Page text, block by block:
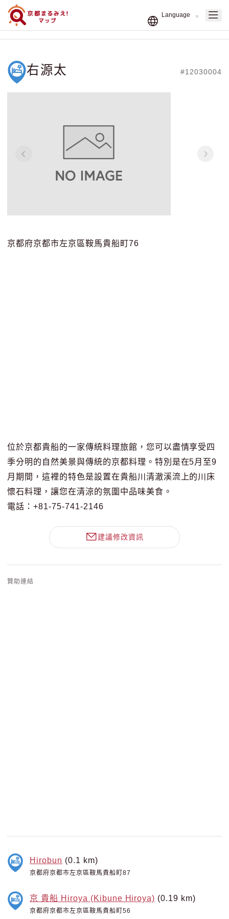
右源太 #12030004
京都府京都市左京區鞍馬貴船町76
位於京都貴船的一家傳統料理旅館，您可以盡情享受四
季分明的自然美景與傳統的京都料理。特別是在5月至9
月期間，這裡的特色是設置在貴船川清澈溪流上的川床
懷石料理，讓您在清涼的氛圍中品味美食。
電話：+81-75-741-2146
建議修改資訊
贊助連結
Hirobun (0.1 km)
京都府京都市左京區鞍馬貴船町87
京 貴船 Hiroya (Kibune Hiroya) (0.19 km)
京都府京都市左京區鞍馬貴船町56